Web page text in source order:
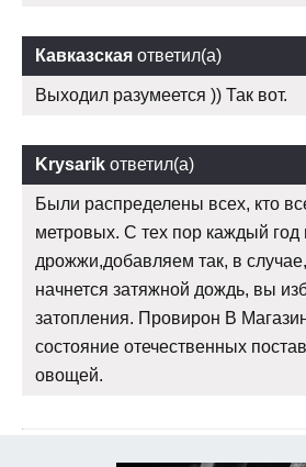
Кавказская ответил(а)
Выходил разумеется )) Так вот.
Krysarik ответил(а)
Были распределены всех, кто
метровых. С тех пор каждый год
дрожжи,добавляем так, в
начнется затяжной дождь, вы
затопления. Провирон В
состояние отечественных
овощей.